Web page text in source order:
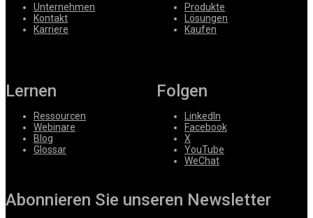
Unternehmen
Kontakt
Karriere
Produkte
Lösungen
Kaufen
Lernen
Ressourcen
Webinare
Blog
Glossar
Folgen
LinkedIn
Facebook
X
YouTube
WeChat
Abonnieren Sie unseren Newsletter